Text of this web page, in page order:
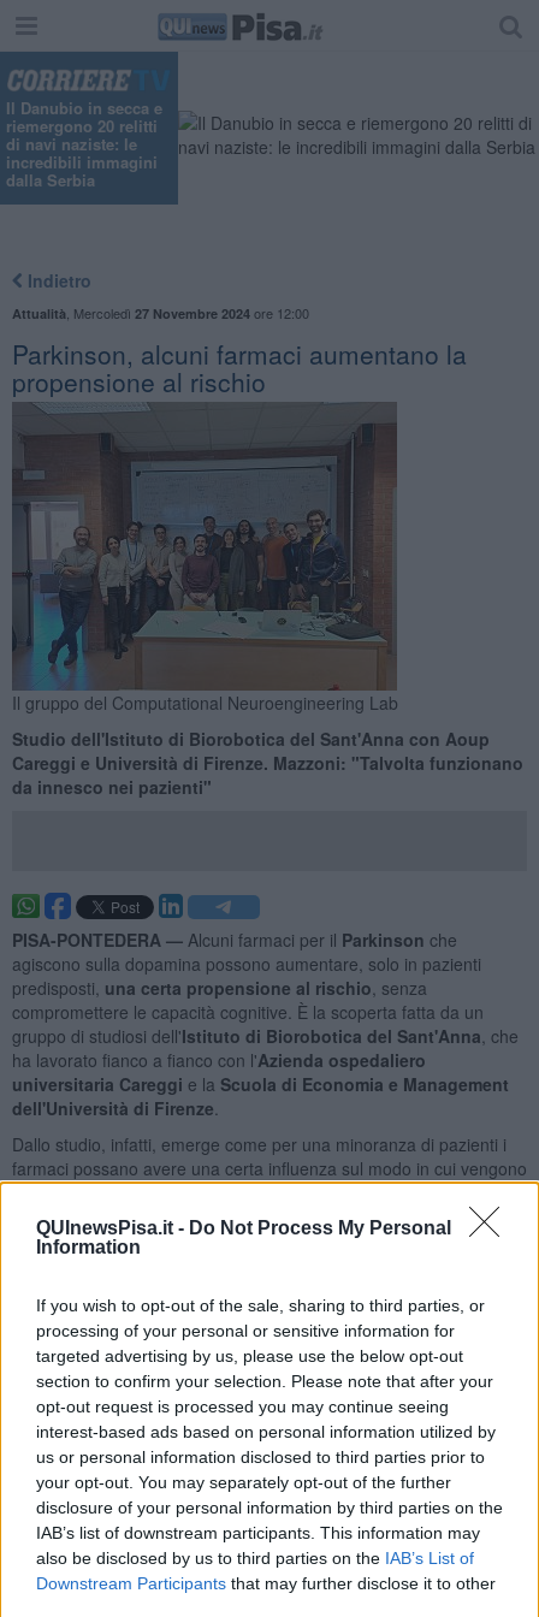
QUInewsPisa.it - Do Not Process My Personal
Information
If you wish to opt-out of the sale, sharing to third parties, or
processing of your personal or sensitive information for
targeted advertising by us, please use the below opt-out
section to confirm your selection. Please note that after your
opt-out request is processed you may continue seeing
interest-based ads based on personal information utilized by
us or personal information disclosed to third parties prior to
your opt-out. You may separately opt-out of the further
disclosure of your personal information by third parties on the
IAB’s list of downstream participants. This information may
also be disclosed by us to third parties on the IAB’s List of
Downstream Participants that may further disclose it to other
Il Danubio in secca e
riemergono 20 relitti
di navi naziste: le
incredibili immagini
dalla Serbia
Indietro
Attualità Mercoledì 27 Novembre 2024ore 12:00
Parkinson, alcuni farmaci aumentano la
propensione al rischio
Il gruppo del Computational Neuroengineering Lab
Studio dell'Istituto di Biorobotica del Sant'Anna con Aoup
Careggi e Università di Firenze. Mazzoni: "Talvolta funzionano
da innesco nei pazienti"
PISA-PONTEDERA — Alcuni farmaci per il Parkinson che
agiscono sulla dopamina possono aumentare, solo in pazienti
predisposti, una certa propensione al rischio , senza
compromettere le capacità cognitive. È la scoperta fatta da un
gruppo di studiosi dell'Istituto di Biorobotica del Sant'Anna , che
ha lavorato fianco a fianco con l'Azienda ospedaliero
universitaria Careggi e la Scuola di Economia e Management
dell'Università di Firenze
Dallo studio, infatti, emerge come per una minoranza di pazienti i
farmaci possano avere una certa influenza sul modo in cui vengono
prese le decisioni. "La nostra ipotesi è che i disturbi del controllo
degli impulsi non siano dovuti ai farmaci di per sé, ma che questi
funzionino dainnesco in pazienti particolarmente predisposti
è essenziale approfondire ulteriormente questo fenomeno, per
capire l’origine di questi disturbi e sviluppare terapie più
mirate che possano prevenirli".
La malattia di Parkinson èun disturbo neurodegenerativo che
colpisce principalmente il controllo motorio, causando sintomi come
tremore, rigidità e difficoltà nei movimenti. Questi problemi possono
essere ridotti somministrando ai pazienti opportuni farmaci.
Esistono però anche sintomi non motori, come alterazioni dei
processi decisionali che sfociano nei cosiddetti disturbi del controllo